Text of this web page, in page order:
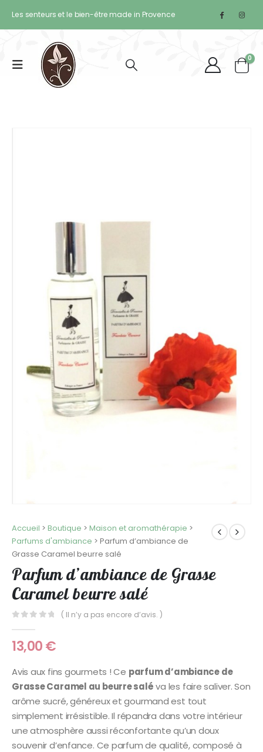
Les senteurs et le bien-être made in Provence
0
Accueil > Boutique > Maison et aromathérapie >
Parfums d'ambiance > Parfum d’ambiance de
Grasse Caramel beurre salé
Parfum d’ambiance de Grasse
Caramel beurre salé
( Il n’y a pas encore d’avis. )
13,00€
Avis aux fins gourmets ! Ce parfum d’ambiance de
Grasse Caramel au beurre saléva les faire saliver. Son
arôme sucré, généreux et gourmand est tout
simplement irrésistible. Il répandra dans votre intérieur
une atmosphère aussi réconfortante qu’un doux
souvenir d’enfance. Ce parfum de qualité, composé à